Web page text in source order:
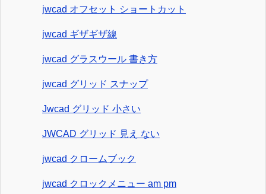
jwcad オフセット ショートカット
jwcad ギザギザ線
jwcad グラスウール 書き方
jwcad グリッド スナップ
Jwcad グリッド 小さい
JWCAD グリッド 見え ない
jwcad クロームブック
jwcad クロックメニュー am pm